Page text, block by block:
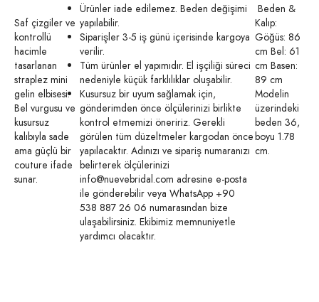
Saf çizgiler ve
kontrollü
hacimle
tasarlanan
straplez mini
gelin elbisesi.
Bel vurgusu ve
kusursuz
kalıbıyla sade
ama güçlü bir
couture ifade
sunar.
Ürünler iade edilemez. Beden değişimi
yapılabilir.
Siparişler 3-5 iş günü içerisinde kargoya
verilir.
Tüm ürünler el yapımıdır. El işçiliği süreci
nedeniyle küçük farklılıklar oluşabilir.
Kusursuz bir uyum sağlamak için,
gönderimden önce ölçülerinizi birlikte
kontrol etmemizi öneririz. Gerekli
görülen tüm düzeltmeler kargodan önce
yapılacaktır. Adınızı ve sipariş numaranızı
belirterek ölçülerinizi
info@nuevebridal.com adresine e-posta
ile gönderebilir veya WhatsApp +90
538 887 26 06 numarasından bize
ulaşabilirsiniz. Ekibimiz memnuniyetle
yardımcı olacaktır.
Beden &
Kalıp:
Göğüs: 86
cm Bel: 61
cm Basen:
89 cm
Modelin
üzerindeki
beden 36,
boyu 1.78
cm.